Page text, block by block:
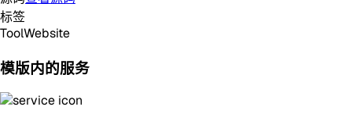
标签
ToolWebsite
模版内的服务